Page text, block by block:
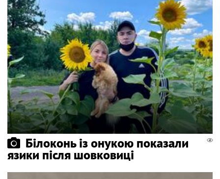
Білоконь із онукою показали
язики після шовковиці